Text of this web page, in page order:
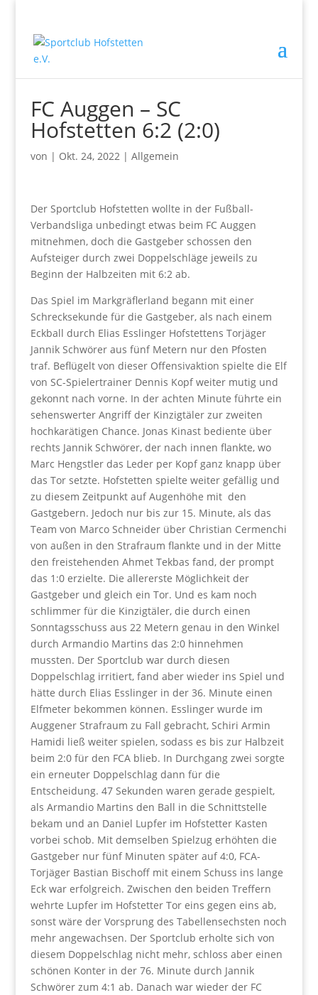
FC Auggen – SC
Hofstetten 6:2 (2:0)
von | Okt. 24, 2022| Allgemein
Der Sportclub Hofstetten wollte in der Fußball-
Verbandsliga unbedingt etwas beim FC Auggen
mitnehmen, doch die Gastgeber schossen den
Aufsteiger durch zwei Doppelschläge jeweils zu
Beginn der Halbzeiten mit 6:2 ab.
Das Spiel im Markgräflerland begann mit einer
Schrecksekunde für die Gastgeber, als nach einem
Eckball durch Elias Esslinger Hofstettens Torjäger
Jannik Schwörer aus fünf Metern nur den Pfosten
traf. Beflügelt von dieser Offensivaktion spielte die Elf
von SC-Spielertrainer Dennis Kopf weiter mutig und
gekonnt nach vorne. In der achten Minute führte ein
sehenswerter Angriff der Kinzigtäler zur zweiten
hochkarätigen Chance. Jonas Kinast bediente über
rechts Jannik Schwörer, der nach innen flankte, wo
Marc Hengstler das Leder per Kopf ganz knapp über
das Tor setzte. Hofstetten spielte weiter gefällig und
zu diesem Zeitpunkt auf Augenhöhe mit den
Gastgebern. Jedoch nur bis zur 15. Minute, als das
Team von Marco Schneider über Christian Cermenchi
von außen in den Strafraum flankte und in der Mitte
den freistehenden Ahmet Tekbas fand, der prompt
das 1:0 erzielte. Die allererste Möglichkeit der
Gastgeber und gleich ein Tor. Und es kam noch
schlimmer für die Kinzigtäler, die durch einen
Sonntagsschuss aus 22 Metern genau in den Winkel
durch Armandio Martins das 2:0 hinnehmen
mussten. Der Sportclub war durch diesen
Doppelschlag irritiert, fand aber wieder ins Spiel und
hätte durch Elias Esslinger in der 36. Minute einen
Elfmeter bekommen können. Esslinger wurde im
Auggener Strafraum zu Fall gebracht, Schiri Armin
Hamidi ließ weiter spielen, sodass es bis zur Halbzeit
beim 2:0 für den FCA blieb. In Durchgang zwei sorgte
ein erneuter Doppelschlag dann für die
Entscheidung. 47 Sekunden waren gerade gespielt,
als Armandio Martins den Ball in die Schnittstelle
bekam und an Daniel Lupfer im Hofstetter Kasten
vorbei schob. Mit demselben Spielzug erhöhten die
Gastgeber nur fünf Minuten später auf 4:0, FCA-
Torjäger Bastian Bischoff mit einem Schuss ins lange
Eck war erfolgreich. Zwischen den beiden Treffern
wehrte Lupfer im Hofstetter Tor eins gegen eins ab,
sonst wäre der Vorsprung des Tabellensechsten noch
mehr angewachsen. Der Sportclub erholte sich von
diesem Doppelschlag nicht mehr, schloss aber einen
schönen Konter in der 76. Minute durch Jannik
Schwörer zum 4:1 ab. Danach war wieder der FC